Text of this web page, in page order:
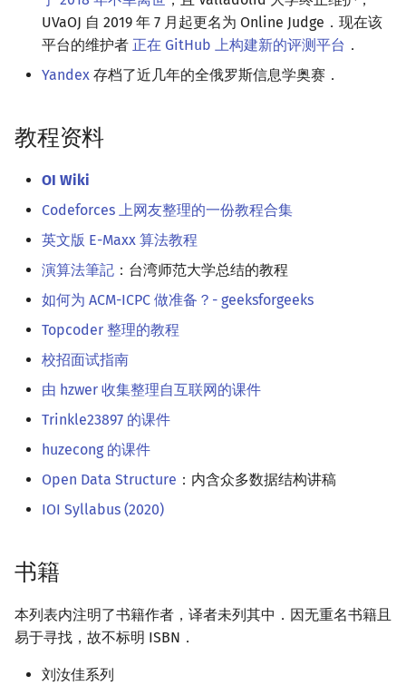
UVaOJ 自 2019 年 7 月起更名为 Online Judge．现在该
平台的维护者 正在 GitHub 上构建新的评测平台 ．
Yandex 存档了近几年的全俄罗斯信息学奥赛．
教程资料
OI Wiki
Codeforces 上网友整理的一份教程合集
英文版 E-Maxx 算法教程
演算法筆記 ：台湾师范大学总结的教程
如何为 ACM-ICPC 做准备？- geeksforgeeks
Topcoder 整理的教程
校招面试指南
由 hzwer 收集整理自互联网的课件
Trinkle23897 的课件
huzecong 的课件
Open Data Structure ：内含众多数据结构讲稿
IOI Syllabus (2020)
书籍
本列表内注明了书籍作者，译者未列其中．因无重名书籍且
易于寻找，故不标明 ISBN．
刘汝佳系列